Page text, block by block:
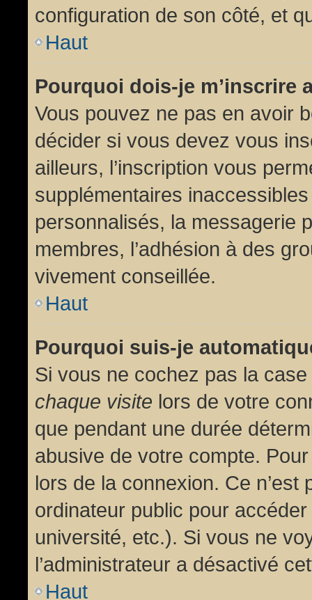
configuration de son côté, et
Haut
Pourquoi dois-je m’inscrire
Vous pouvez ne pas en avoir
décider si vous devez vous
ailleurs, l’inscription vous
supplémentaires
personnalisés, la messagerie
membres, l’adhésion à des
vivement conseillée.
Haut
Pourquoi suis-je
Si vous ne cochez pas la case
chaque visite lors de votre
que pendant une durée
abusive de votre compte.
lors de la connexion. Ce
ordinateur public pour
université, etc.). Si vous ne
l’administrateur a désactivé
Haut